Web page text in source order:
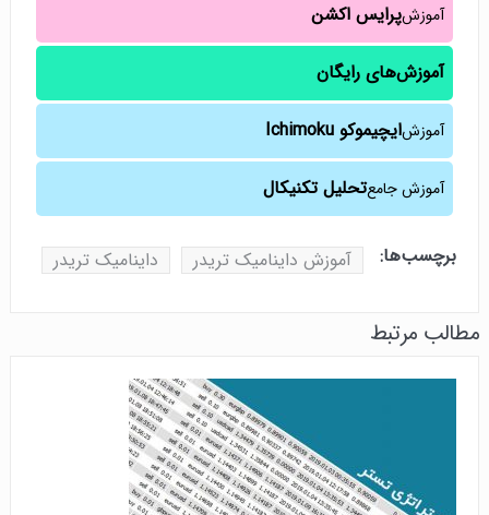
آموزشپرایس اکشن
آموزش‌های رایگان
آموزشایچیموکو Ichimoku
آموزش جامعتحلیل تکنیکال
برچسب‌ها: آموزش داینامیک تریدر داینامیک تریدر
مطالب مرتبط